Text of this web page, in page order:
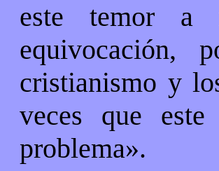
este temor a
equivocación,
cristianismo y
veces que
problema».